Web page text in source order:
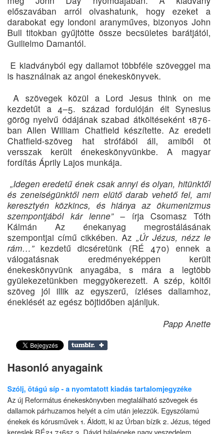
előszavában arról olvashatunk, hogy ezeket a
darabokat egy londoni aranyműves, bizonyos John
Bull titokban gyűjtötte össze becsületes barátjától,
Guilielmo Damantól.
E kiadványból egy dallamot többféle szöveggel ma
is használnak az angol énekeskönyvek.
A szövegek közül a Lord Jesus think on me
kezdetűt a 4–5. század fordulóján élt Synesius
görög nyelvű ódájának szabad átköltéseként 1876-
ban Allen William Chatfield készítette. Az eredeti
Chatfield-szöveg hat strófából áll, amiből öt
versszak került énekeskönyvünkbe. A magyar
fordítás Áprily Lajos munkája.
„Idegen eredetű ének csak annyi és olyan, hitünktől
és zeneiségünktől nem elütő darab vehető fel, ami
keresztyén közkincs, és hiánya az ökumenizmus
szempontjából kár lenne” – írja Csomasz Tóth
Kálmán Az énekanyag megrostálásának
szempontjai című cikkében. Az „Úr Jézus, nézz le
rám…” kezdetű dicséretünk (RÉ 470) ennek a
válogatásnak eredményeképpen került
énekeskönyvünk anyagába, s mára a legtöbb
gyülekezetünkben meggyökerezett. A szép, költői
szöveg jól illik az egyszerű, ízléses dallamhoz,
éneklését az egész böjtidőben ajánljuk.
Papp Anette
Hasonló anyagaink
Szólj, ötágú síp - a nyomtatott kiadás tartalomjegyzéke
Az új Református énekeskönyvben megtalálható szövegek és
dallamok párhuzamos helyét a cím után jelezzük. Egyszólamú
énekek és kórusművek 1. Áldott, ki az Úrban bízik 2. Jézus, téged
kereslek RÉ21 716sz 3. Dávid hálaéneke nagy veszedelem...